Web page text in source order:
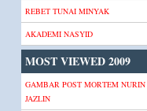
REBET TUNAI MINYAK
AKADEMI NASYID
MOST VIEWED 2009
GAMBAR POST MORTEM NURIN
JAZLIN